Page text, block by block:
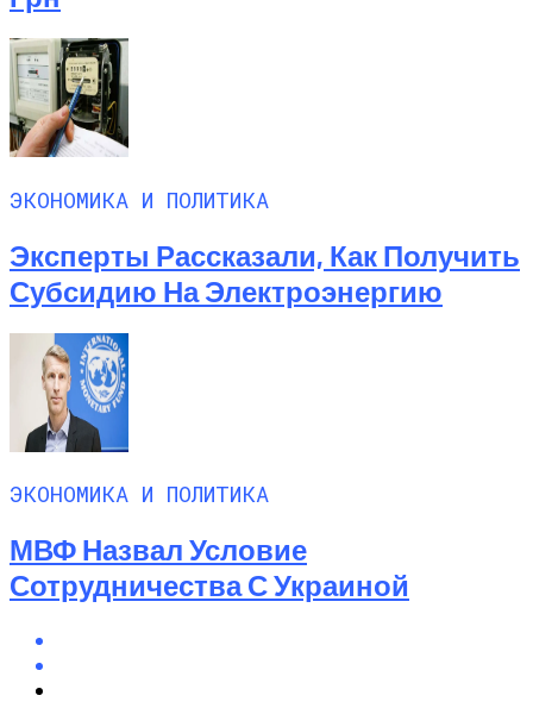
ЭКОНОМИКА И ПОЛИТИКА
Эксперты Рассказали, Как Получить
Субсидию На Электроэнергию
ЭКОНОМИКА И ПОЛИТИКА
МВФ Назвал Условие
Сотрудничества С Украиной